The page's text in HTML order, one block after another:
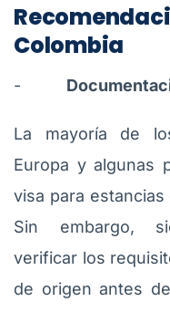
Colombia
-
La mayoría de
Europa y algunas
visa para
Sin embargo,
verificar los
de origen antes